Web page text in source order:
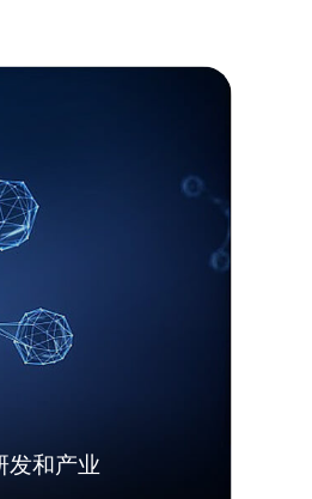
发和产业